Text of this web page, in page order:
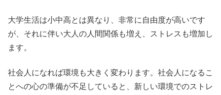
大学生活は小中高とは異なり、非常に自由度が高いです
が、それに伴い大人の人間関係も増え、ストレスも増加し
ます。
社会人になれば環境も大きく変わります。社会人になるこ
とへの心の準備が不足していると、新しい環境でのストレ